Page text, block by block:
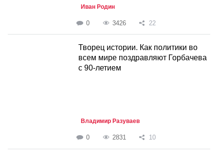
Иван Родин
0 3426 22
Творец истории. Как политики во
всем мире поздравляют Горбачева
с 90-летием
Владимир Разуваев
0 2831 10